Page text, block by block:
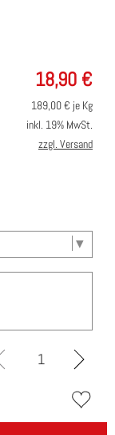
18,90 €
189,00€ je Kg
inkl. 19% MwSt.
zzgl. Versand